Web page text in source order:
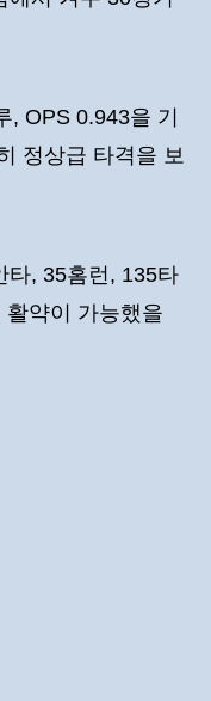
OPS 0.943을 기
정상급 타격을 보
타, 35홈런, 135타
약이 가능했을